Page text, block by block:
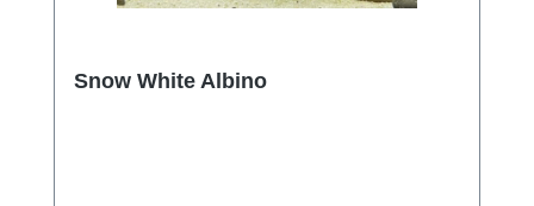
Snow White Albino